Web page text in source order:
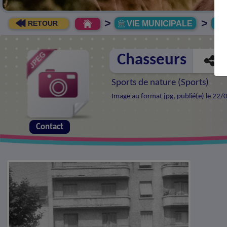
RETOUR > VIE MUNICIPALE >
Chasseurs
Sports de nature (Sports)
Image au format jpg, publié(e) le
Contact